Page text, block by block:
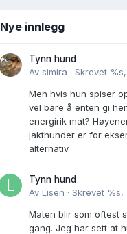
Nye innlegg
Tynn hund
Av simira · Skrevet
Men hvis hun spiser
vel bare å enten gi
energirik mat?
jakthunder er for
alternativ.
Tynn hund
Av Lisen · Skrevet %s,
Maten blir som oftest
gang. Jeg har sett at